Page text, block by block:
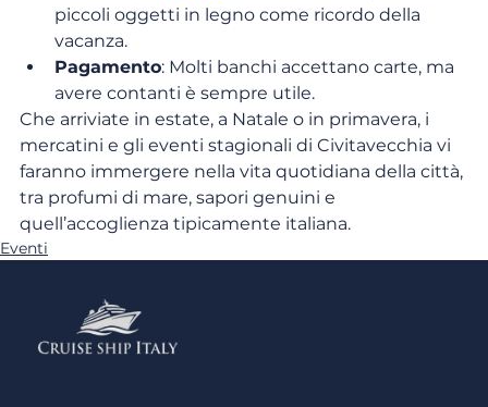
piccoli oggetti in legno come ricordo della
vacanza.
Pagamento: Molti banchi accettano carte, ma
avere contanti è sempre utile.
Che arriviate in estate, a Natale o in primavera, i
mercatini e gli eventi stagionali di Civitavecchia vi
faranno immergere nella vita quotidiana della città,
tra profumi di mare, sapori genuini e
quell’accoglienza tipicamente italiana.
Eventi